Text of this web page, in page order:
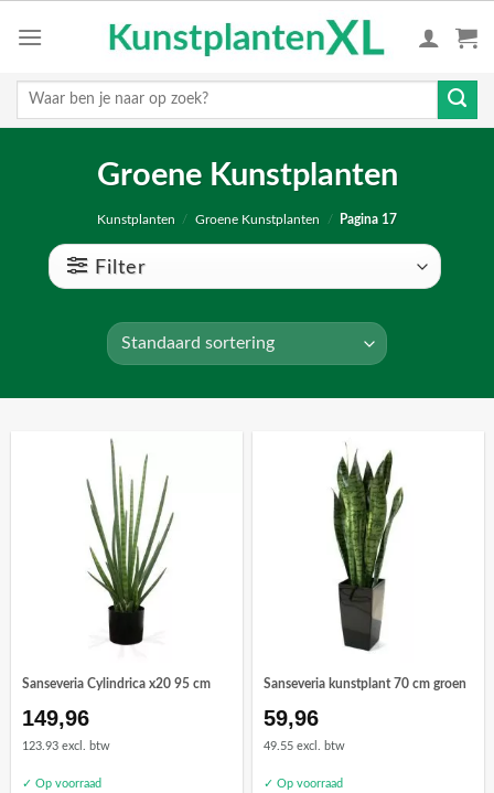
Zoeken
Groene Kunstplanten
Kunstplanten / Groene Kunstplanten / Pagina 17
Filter
Sanseveria Cylindrica x20 95 cm
149,96
123.93 excl. btw
✓ Op voorraad
Sanseveria kunstplant 70 cm groen
59,96
49.55 excl. btw
✓ Op voorraad